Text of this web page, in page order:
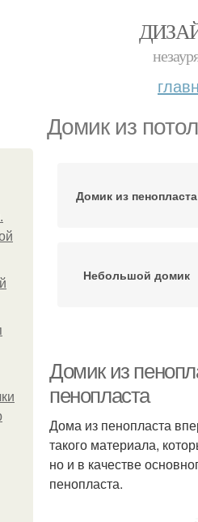
Домик из
Домик из пенопласта
Небольшой домик
Домик из
пенопласта
Дома из пенопласта
такого материала,
но и в качестве
пенопласта.